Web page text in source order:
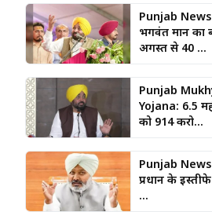
Punjab
भगवंत मान का
अगस्त से 40 ...
Punjab
Yojana: 6.5
को ₹914 करो...
Punjab
प्रधान के
...